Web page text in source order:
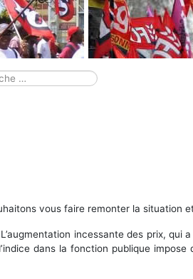
Search Module
vous faire remonter la situation
incessante des prix,
dans la fonction publique